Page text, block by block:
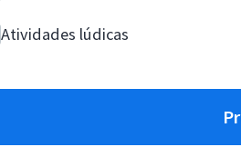
Atividades lúdicas